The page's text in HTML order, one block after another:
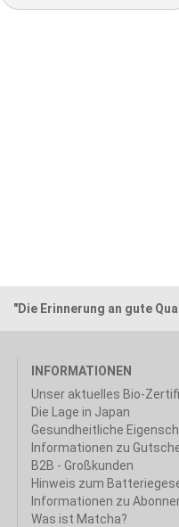
"Die Erinnerung an gute
INFORMATIONEN
Unser aktuelles Bio-
Die Lage in Japan
Gesundheitliche
Informationen zu
B2B - Großkunden
Hinweis zum
Informationen zu
Was ist Matcha?